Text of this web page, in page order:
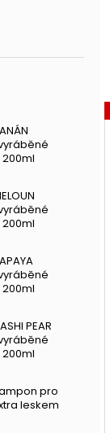
PEAR
pro
leskem